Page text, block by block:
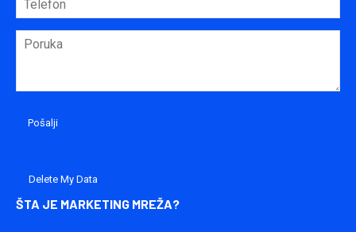
Delete My Data
ŠTA JE MARKETING MREŽA?